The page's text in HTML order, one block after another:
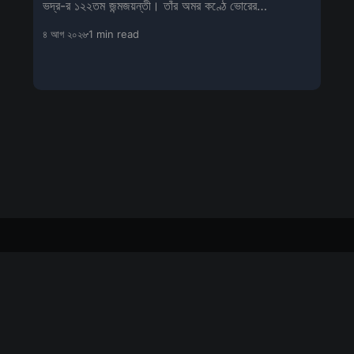
ভদ্র-র ১২২তম জন্মজয়ন্তী। তাঁর অমর কণ্ঠে ভোরের
৪ আগ ২০২৬1 min read